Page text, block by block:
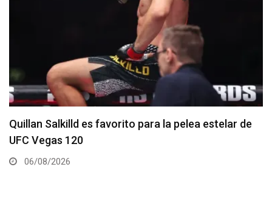
Se anuncia la cartelera completa del UFC 331
06/08/2026